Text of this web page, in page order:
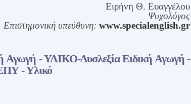
Ειρήνη Θ. Ευαγγέλου
Ψυχολόγος
Επιστημονική υπεύθυνη:www.specialenglish.gr
Αγωγή - ΥΛΙΚΟ-ΔυσλεξίαΕιδική Αγωγή -
- Υλικό